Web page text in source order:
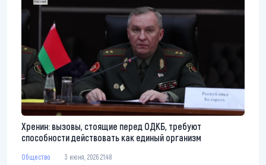
Хренин: вызовы, стоящие перед ОДКБ, требуют
способности действовать как единый организм
Общество 3 июня, 2026 21:48